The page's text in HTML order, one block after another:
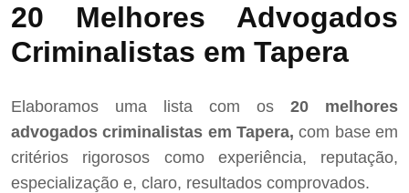
20 Melhores Advogados
Criminalistas em Tapera
Elaboramos uma lista com os 20 melhores
advogados criminalistas em Tapera, com base em
critérios rigorosos como experiência, reputação,
especialização e, claro, resultados comprovados.